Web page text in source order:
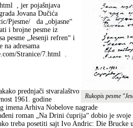
Rukopis pesme
, jer pojašnjava
Jovana Dučića
Pjesme/
da „objasne“
i brojne pesme iz
pesme „Jesenji refren“ i
na adresama
Stranice/7.html .
prednjači stvaralaštvo
1961. godine
imena Arhiva Nobelove nagrade
roman „Na Drini ćuprija“ dobio je svoje
treba posetiti sajt Ivo Andric: Die Brucke